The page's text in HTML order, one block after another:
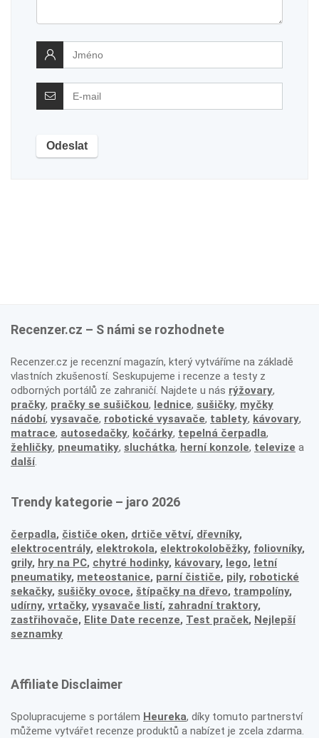
Recenzer.cz – S námi se rozhodnete
Recenzer.cz je recenzní magazín, který vytváříme na základě
vlastních zkušeností. Seskupujeme i recenze a testy z
odborných portálů ze zahraničí. Najdete u nás rýžovary,
pračky, pračky se sušičkou, lednice, sušičky, myčky
nádobí, vysavače, robotické vysavače, tablety, kávovary,
matrace, autosedačky, kočárky, tepelná čerpadla,
žehličky, pneumatiky, sluchátka, herní konzole, televize a
další.
Trendy kategorie – jaro 2026
čerpadla, čističe oken, drtiče větví, dřevníky,
elektrocentrály, elektrokola, elektrokoloběžky, foliovníky,
grily, hry na PC, chytré hodinky, kávovary, lego, letní
pneumatiky, meteostanice, parní čističe, pily, robotické
sekačky, sušičky ovoce, štípačky na dřevo, trampolíny,
udírny, vrtačky, vysavače listí, zahradní traktory,
zastřihovače, Elite Date recenze, Test praček, Nejlepší
seznamky
Affiliate Disclaimer
Spolupracujeme s portálem Heureka, díky tomuto partnerství
můžeme vytvářet recenze produktů a nabízet je zcela zdarma.